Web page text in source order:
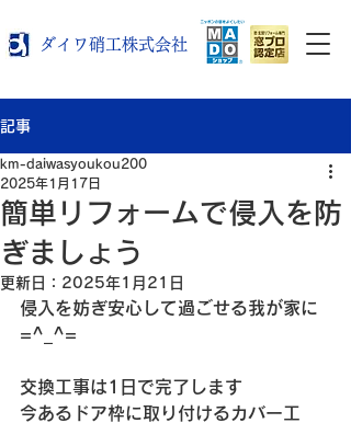
ダイワ硝工株式会社
記事
簡単リフォームで侵入を防
ぎましょう
km-daiwasyoukou200
2025年1月17日
更新日： 2025年1月21日
侵入を妨ぎ安心して過ごせる我が家に
=^_^=
交換工事は1日で完了します
今あるドア枠に取り付けるカバー工